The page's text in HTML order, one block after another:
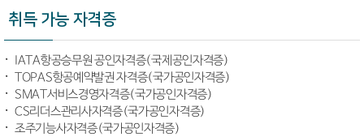
취득 가능 자격증
IATA항공승무원 공인자격증(국제공인자격증)
TOPAS항공예약발권 자격증(국가공인자격증)
SMAT서비스경영자격증(국가공인자격증)
CS리더스관리사자격증(국가공인자격증)
조주기능사자격증(국가공인자격증)